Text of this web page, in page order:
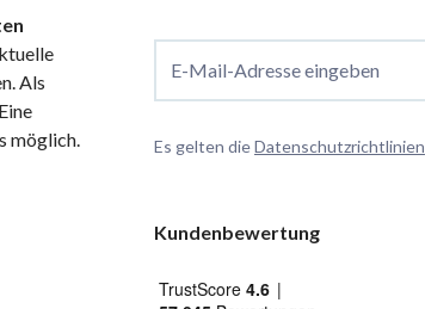
Als
möglich.
E-Mail-Adresse eingeben
Es gelten dieDatenschutzrichtlinien
Kundenbewertung